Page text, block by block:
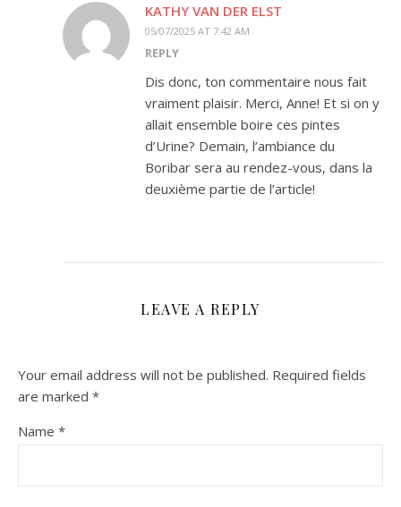
KATHY VAN DER ELST
05/07/2025 AT 7:42 AM
REPLY
Dis donc, ton commentaire nous fait
vraiment plaisir. Merci, Anne! Et si on y
allait ensemble boire ces pintes
d’Urine? Demain, l’ambiance du
Boribar sera au rendez-vous, dans la
deuxième partie de l’article!
LEAVE A REPLY
Your email address will not be published. Required fields
are marked *
Name *